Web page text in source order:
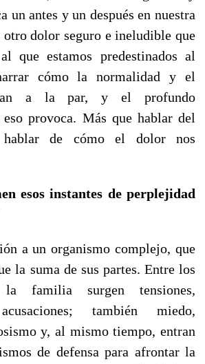
un antes y un después en nuestra
otro dolor seguro e ineludible que
que estamos predestinados al
cómo la normalidad y el
a la par, y el profundo
eso provoca. Más que hablar del
hablar de cómo el dolor nos
esos instantes de perplejidad
a un organismo complejo, que
la suma de sus partes. Entre los
familia surgen tensiones,
también miedo,
y, al mismo tiempo, entran
de defensa para afrontar la